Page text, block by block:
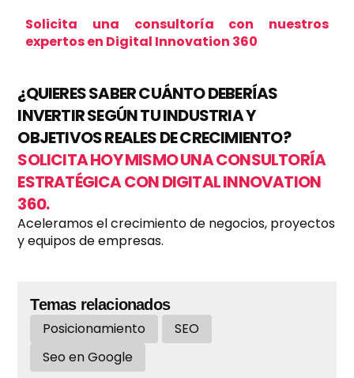
Solicita una consultoría con nuestros
expertosen Digital Innovation 360
¿QUIERES SABER CUÁNTO DEBERÍAS
INVERTIR SEGÚN TU INDUSTRIA Y
OBJETIVOS REALES DE CRECIMIENTO?
SOLICITA HOY MISMO UNA CONSULTORÍA
ESTRATÉGICA CON DIGITAL INNOVATION
360.
Aceleramos el crecimiento de negocios, proyectos
y equipos de empresas.
Temas relacionados
Posicionamiento
SEO
Seo en Google